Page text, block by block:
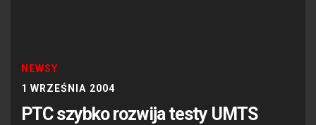
NEWSY
1 WRZEŚNIA 2004
PTC szybko rozwija testy UMTS